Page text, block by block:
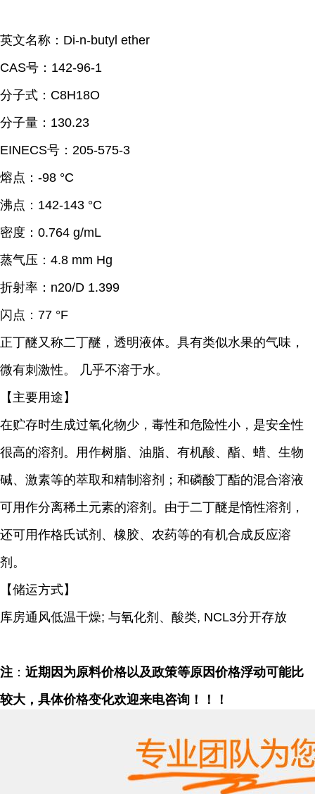
英文名称：Di-n-butyl ether
CAS号：142-96-1
分子式：C8H18O
分子量：130.23
EINECS号：205-575-3
熔点： -98 °C
沸点： 142-143 °C
密度： 0.764 g/mL
蒸气压： 4.8 mm Hg
折射率： n20/D 1.399
闪点： 77 °F
正丁醚又称二丁醚， 透明液体。具有类似水果的气味，
微有刺激性。 几乎不溶于水。
【主要用途】
在贮存时生成过氧化物少，毒性和危险性小，是安全性
很高的溶剂。用作树脂、油脂、有机酸、酯、蜡、生物
碱、激素等的萃取和精制溶剂；和磷酸丁酯的混合溶液
可用作分离稀土元素的溶剂。由于二丁醚是惰性溶剂，
还可用作格氏试剂、橡胶、农药等的有机合成反应溶
剂。
【储运方式】
库房通风低温干燥; 与氧化剂、酸类, NCL3分开存放
注 ： 近期因为原料价格以及政策等原因价格浮动可能比
较大，具体价格变化欢迎来电咨询！！！